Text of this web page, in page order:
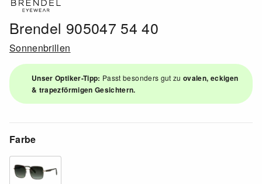
Brendel 905047 54 40
Sonnenbrillen
Unser Optiker-Tipp: Passt besonders gut zuovalen, eckigen
& trapezförmigen Gesichtern.
Farbe